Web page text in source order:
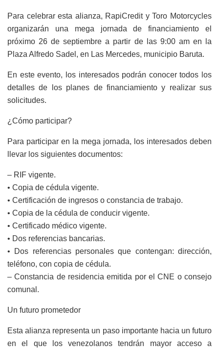
Para celebrar esta alianza, RapiCredit y Toro Motorcycles
organizarán una mega jornada de financiamiento el
próximo 26 de septiembre a partir de las 9:00 am en la
Plaza Alfredo Sadel, en Las Mercedes, municipio Baruta.
En este evento, los interesados podrán conocer todos los
detalles de los planes de financiamiento y realizar sus
solicitudes.
¿Cómo participar?
Para participar en la mega jornada, los interesados deben
llevar los siguientes documentos:
– RIF vigente.
• Copia de cédula vigente.
• Certificación de ingresos o constancia de trabajo.
• Copia de la cédula de conducir vigente.
• Certificado médico vigente.
• Dos referencias bancarias.
• Dos referencias personales que contengan: dirección,
teléfono, con copia de cédula.
– Constancia de residencia emitida por el CNE o consejo
comunal.
Un futuro prometedor
Esta alianza representa un paso importante hacia un futuro
en el que los venezolanos tendrán mayor acceso a